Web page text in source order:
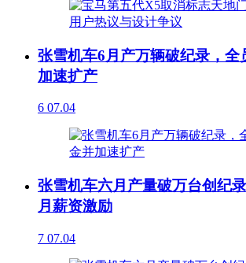
张雪机车6月产万辆破纪录，全
加速扩产
6 07.04
张雪机车六月产量破万台创纪
月薪资激励
7 07.04